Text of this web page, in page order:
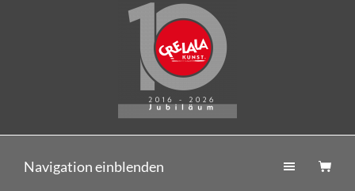
Navigation einblenden